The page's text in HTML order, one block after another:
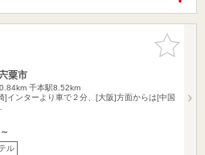
お気に入
りに追加
粟市
千本駅8.52km
]インターより車で２分、[大阪]方面からは[中国
ル